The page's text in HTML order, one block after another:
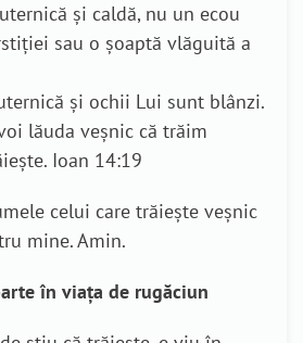
și caldă, nu un ecou
sau o șoaptă vlăguită a
și ochii Lui sunt blânzi.
lăuda veșnic că trăim
Ioan 14:19
celui care trăiește veșnic
mine. Amin.
în viața de rugăciun